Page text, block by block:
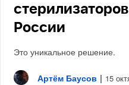
России
Это уникальное решение.
Артём Баусов | 15